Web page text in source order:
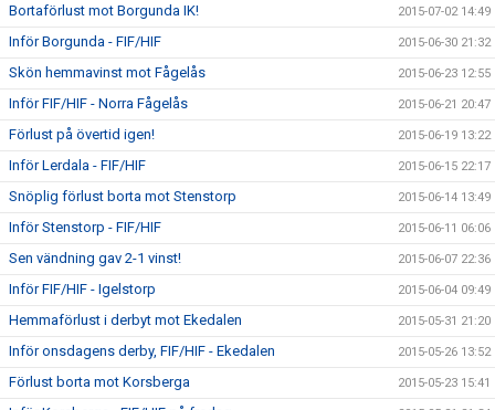
Bortaförlust mot Borgunda IK! 2015-07-02 14:49
Inför Borgunda - FIF/HIF 2015-06-30 21:32
Skön hemmavinst mot Fågelås 2015-06-23 12:55
Inför FIF/HIF - Norra Fågelås 2015-06-21 20:47
Förlust på övertid igen! 2015-06-19 13:22
Inför Lerdala - FIF/HIF 2015-06-15 22:17
Snöplig förlust borta mot Stenstorp 2015-06-14 13:49
Inför Stenstorp - FIF/HIF 2015-06-11 06:06
Sen vändning gav 2-1 vinst! 2015-06-07 22:36
Inför FIF/HIF - Igelstorp 2015-06-04 09:49
Hemmaförlust i derbyt mot Ekedalen 2015-05-31 21:20
Inför onsdagens derby, FIF/HIF - Ekedalen 2015-05-26 13:52
Förlust borta mot Korsberga 2015-05-23 15:41